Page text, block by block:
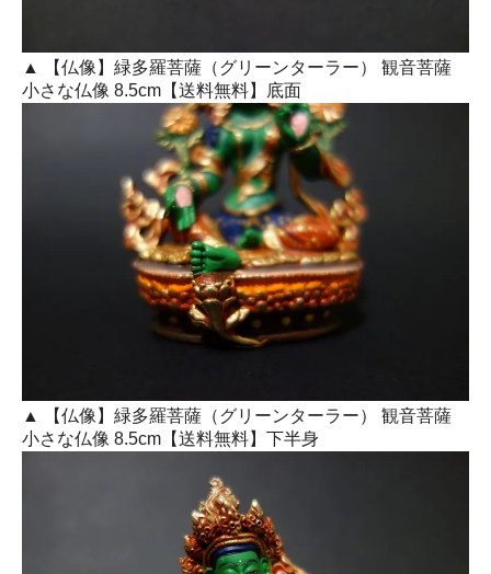
▲ 【仏像】緑多羅菩薩（グリーンターラー） 観音菩薩
小さな仏像 8.5cm【送料無料】底面
▲ 【仏像】緑多羅菩薩（グリーンターラー） 観音菩薩
小さな仏像 8.5cm【送料無料】下半身